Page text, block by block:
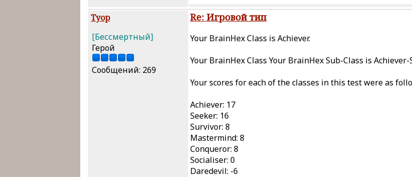
Туор
[Бессмертный]
Герой
Сообщений: 269
Re: Игровой тип
Your BrainHex Class is Achiever.
Your BrainHex Class Your BrainHex Sub-Class is Achiever-
Your scores for each of the classes in this test were as
Achiever: 17
Seeker: 16
Survivor: 8
Mastermind: 8
Conqueror: 8
Socialiser: 0
Daredevil: -6